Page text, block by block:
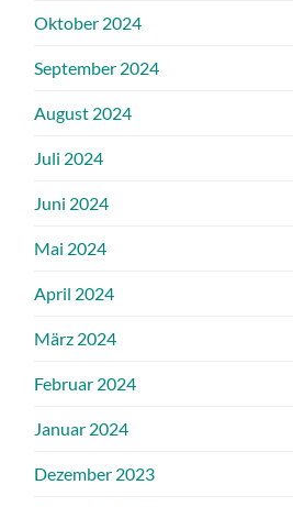
Oktober 2024
September 2024
August 2024
Juli 2024
Juni 2024
Mai 2024
April 2024
März 2024
Februar 2024
Januar 2024
Dezember 2023